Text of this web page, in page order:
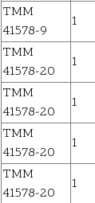
TMM
41578-9
1
TMM
41578-20
1
TMM
41578-20
1
TMM
41578-20
1
TMM
41578-20
1